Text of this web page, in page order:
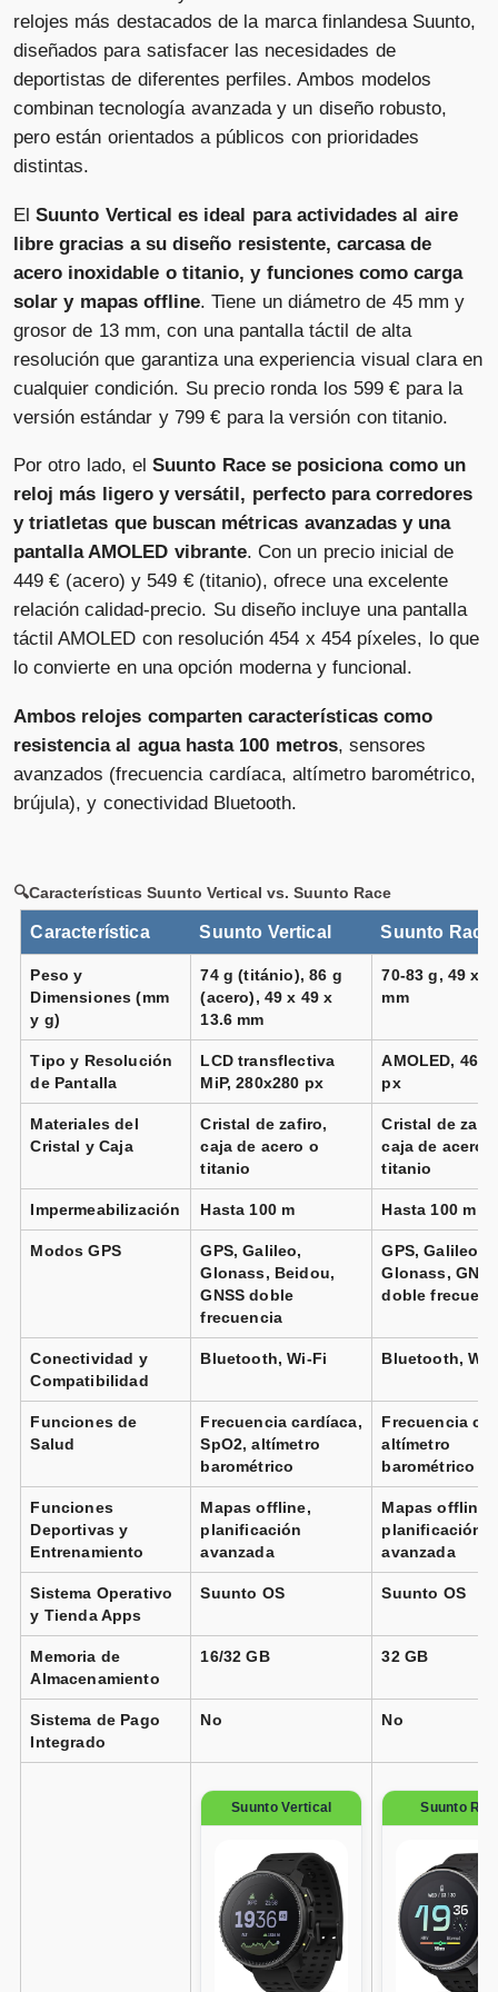
Solar.
Vendido por
📦 24-48h · 🚚 Gratis >99€ · 🔄 15-30 días
Suunto - Reloj GPS Suunto Vertical
Titanium
Solar.
Vendido por
📦 24-48h · 🚚 Gratis >99€ · 🔄 15-30 días
Vendido por
📦 72h · 🚚 Gratis >49€ · 🔄 30 días
Suunto Vertical negro lima
Vendido por
📦 72h · 🚚 Gratis >49€ · 🔄 30 días
Suunto Vertical negro rojo rubí
Vendido por
📦 72h · 🚚 Gratis >49€ · 🔄 30 días
Suunto Vertical Solar acero negro intenso
📦 72h · 🚚 Gratis >49€ · 🔄 30 días
Suunto Vertical Solar acero naranja perlado
Vendido por
📦 72h · 🚚 Gratis >49€ · 🔄 30 días
Suunto Vertical Titanium Solar arena
Vendido por
Suunto Vertical Solar UTMB World Series
📦 72h · 🚚 Gratis >49€ · 🔄 30 días
Suunto Vertical Titanium Solar negro
Vendido por
📦 72h · 🚚 Gratis >49€ · 🔄 30 días
Suunto Vertical Titanium Solar verde bosque
📦 72h · 🚚 Gratis >49€ · 🔄 30 días
Suunto Race S All Black
Vendido por
📦 3-5 días · 🚚 Gratis >75€ · 🔄 30 días
Suunto Race S All Black
📦 3-5 días · 🚚 Gratis >75€ · 🔄 30 días
Vendido por
📦 3-5 días · 🚚 Gratis >75€ · 🔄 30 días
Suunto Race All Black
Vendido por
📦 3-5 días · 🚚 Gratis >75€ · 🔄 30 días
Suunto Race All Black
Vendido por
📦 3-5 días · 🚚 Gratis >75€ · 🔄 30 días
Suunto Race S Titanium Canary
Vendido por
📦 3-5 días · 🚚 Gratis >75€ · 🔄 30 días
Suunto Race S Titanium Canary
📦 3-5 días · 🚚 Gratis >75€ · 🔄 30 días
Vendido por
📦 3-5 días · 🚚 Gratis >75€ · 🔄 30 días
Suunto Race Titanio
Vendido por
📦 3-5 días · 🚚 Gratis >75€ · 🔄 30 días
Suunto Race Titanio
📦 3-5 días · 🚚 Gratis >75€ · 🔄 30 días
relojes más destacados de la marca finlandesa Suunto,
diseñados para satisfacer las necesidades de
deportistas de diferentes perfiles. Ambos modelos
combinan tecnología avanzada y un diseño robusto,
pero están orientados a públicos con prioridades
distintas.
ElSuunto Vertical es ideal para actividades al aire
libre gracias a su diseño resistente, carcasa de
acero inoxidable o titanio, y funciones como carga
solar y mapas offline. Tiene un diámetro de 45 mm y
grosor de 13 mm, con una pantalla táctil de alta
resolución que garantiza una experiencia visual clara en
cualquier condición. Su precio ronda los 599 € para la
versión estándar y 799 € para la versión con titanio.
Por otro lado, elSuunto Race se posiciona como un
reloj más ligero y versátil, perfecto para corredores
y triatletas que buscan métricas avanzadas y una
pantalla AMOLED vibrante. Con un precio inicial de
449 € (acero) y 549 € (titanio), ofrece una excelente
relación calidad-precio. Su diseño incluye una pantalla
táctil AMOLED con resolución 454 x 454 píxeles, lo que
lo convierte en una opción moderna y funcional.
Ambos relojes comparten características como
resistencia al agua hasta 100 metros, sensores
avanzados (frecuencia cardíaca, altímetro barométrico,
brújula), y conectividad Bluetooth.
🔍Características Suunto Vertical vs. Suunto Race
Característica Suunto Vertical Suunto Race
Peso y
Dimensiones (mm
y g)
74 g (titánio), 86 g
(acero), 49 x 49 x
13.6 mm
70-83 g, 49 x
mm
Tipo y Resolución
de Pantalla
LCD transflectiva
MiP, 280x280 px
AMOLED,
px
Materiales del
Cristal y Caja
Cristal de zafiro,
caja de acero o
titanio
Cristal de
caja de acero
titanio
Impermeabilización Hasta 100 m Hasta 100 m
Modos GPS
GPS, Galileo,
Glonass, Beidou,
GNSS doble
frecuencia
GPS, Galileo,
Glonass,
doble
Conectividad y
Compatibilidad
Bluetooth, Wi-Fi Bluetooth, Wi-
Funciones de
Salud
Frecuencia cardíaca,
SpO2, altímetro
barométrico
Frecuencia
altímetro
barométrico
Funciones
Deportivas y
Entrenamiento
Mapas offline,
planificación
avanzada
Mapas offline,
planificación
avanzada
Sistema Operativo
y Tienda Apps
Suunto OS Suunto OS
Memoria de
Almacenamiento
16/32 GB 32 GB
Sistema de Pago
Integrado
No No
Suunto Vertical Suunto